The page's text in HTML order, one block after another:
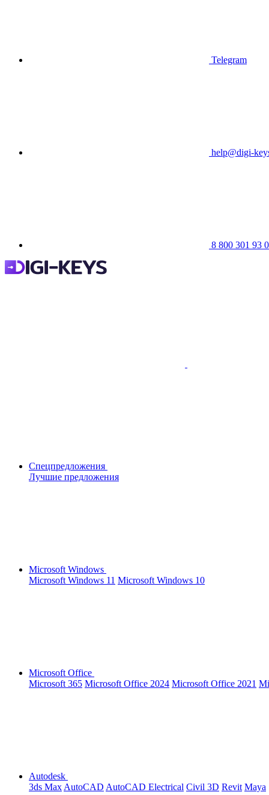
Telegram
help@digi-
8 800 301 93
Спецпредложения
Лучшие предложения
Microsoft Windows
Microsoft Windows 11 Microsoft Windows 10
Microsoft Office
Microsoft 365 Microsoft Office 2024 Microsoft Office 2021
Autodesk
3ds Max AutoCAD AutoCAD Electrical Civil 3D Revit Maya